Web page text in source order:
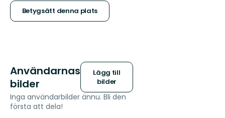
stjärnor
Betygsätt denna plats
Användarnas
bilder
Lägg till
bilder
Inga användarbilder ännu. Bli den
första att dela!